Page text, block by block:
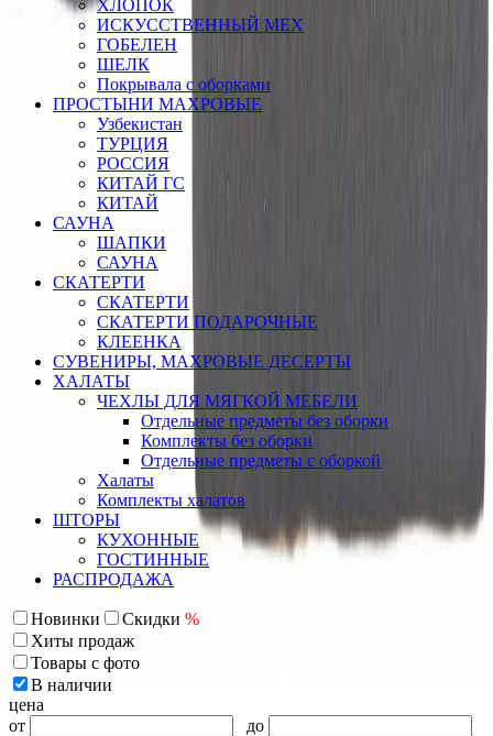
ХЛОПОК
ИСКУССТВЕННЫЙ МЕХ
ГОБЕЛЕН
ШЕЛК
Покрывала с оборками
ПРОСТЫНИ МАХРОВЫЕ
Узбекистан
ТУРЦИЯ
РОССИЯ
КИТАЙ ГС
КИТАЙ
САУНА
ШАПКИ
САУНА
СКАТЕРТИ
СКАТЕРТИ
СКАТЕРТИ ПОДАРОЧНЫЕ
КЛЕЕНКА
СУВЕНИРЫ, МАХРОВЫЕ ДЕСЕРТЫ
ХАЛАТЫ
ЧЕХЛЫ ДЛЯ МЯГКОЙ МЕБЕЛИ
Отдельные предметы без оборки
Комплекты без оборки
Отдельные предметы с оборкой
Халаты
Комплекты халатов
ШТОРЫ
КУХОННЫЕ
ГОСТИННЫЕ
РАСПРОДАЖА
Новинки Скидки %
Хиты продаж
Товары с фото
В наличии
цена
от
до